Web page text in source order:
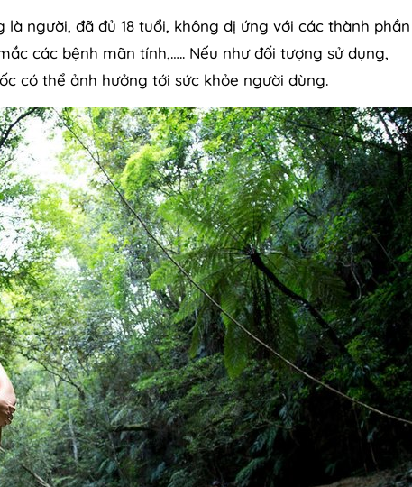
người, đã đủ 18 tuổi, không dị ứng với các thành phần
các bệnh mãn tính,….. Nếu như đối tượng sử dụng,
có thể ảnh hưởng tới sức khỏe người dùng.